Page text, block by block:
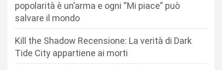
popolarità è un’arma e ogni “Mi piace” può
salvare il mondo
Kill the Shadow Recensione: La verità di Dark
Tide City appartiene ai morti